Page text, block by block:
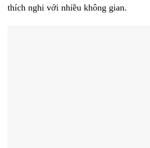
thích nghi với nhiều không gian.